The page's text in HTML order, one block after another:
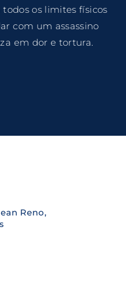
os limites físicos
com um assassino
em dor e tortura.
Reno,